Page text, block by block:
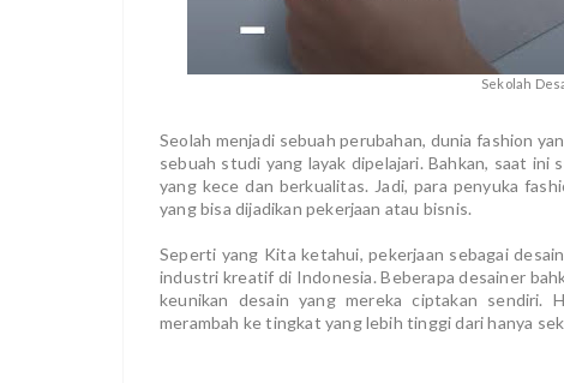
Sekolah
Seolah menjadi sebuah perubahan, dunia fashion
sebuah studi yang layak dipelajari. Bahkan, saat ini
yang kece dan berkualitas. Jadi, para penyuka
yang bisa dijadikan pekerjaan atau bisnis.
Seperti yang Kita ketahui, pekerjaan sebagai
industri kreatif di Indonesia. Beberapa desainer
keunikan desain yang mereka ciptakan sendiri.
merambah ke tingkat yang lebih tinggi dari hanya